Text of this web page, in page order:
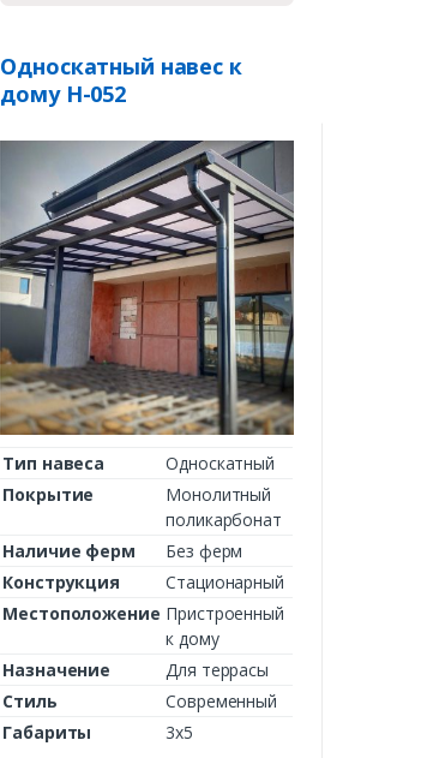
Односкатный навес к
дому Н-052
Тип навеса
Односкатный
Покрытие
Монолитный
поликарбонат
Наличие ферм
Без ферм
Конструкция
Стационарный
Местоположение Пристроенный
к дому
Назначение
Для террасы
Стиль
Современный
Габариты
3х5